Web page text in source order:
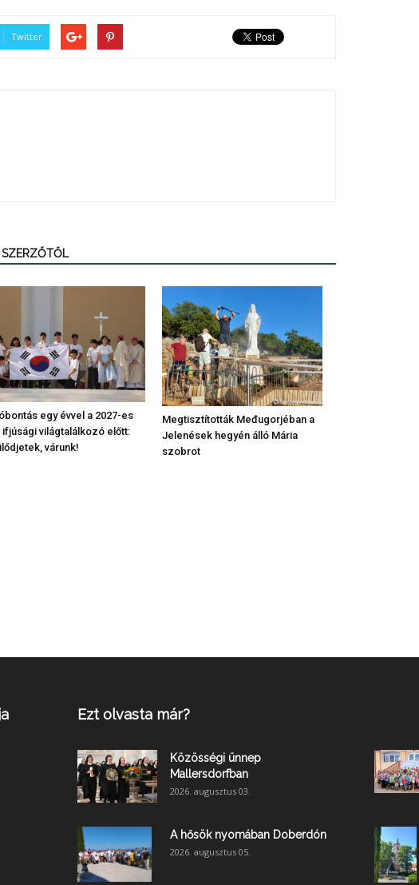
Twitter
egy évvel a 2027-es
ifjúsági világtalálkozó előtt:
várunk!
Megtisztították Međugorjéban a
Jelenések hegyén álló Mária
szobrot
Ezt olvasta már?
Közösségi ünnep
Mallersdorfban
2026. augusztus 03.
A hősök nyomában Doberdón
2026. augusztus 05.